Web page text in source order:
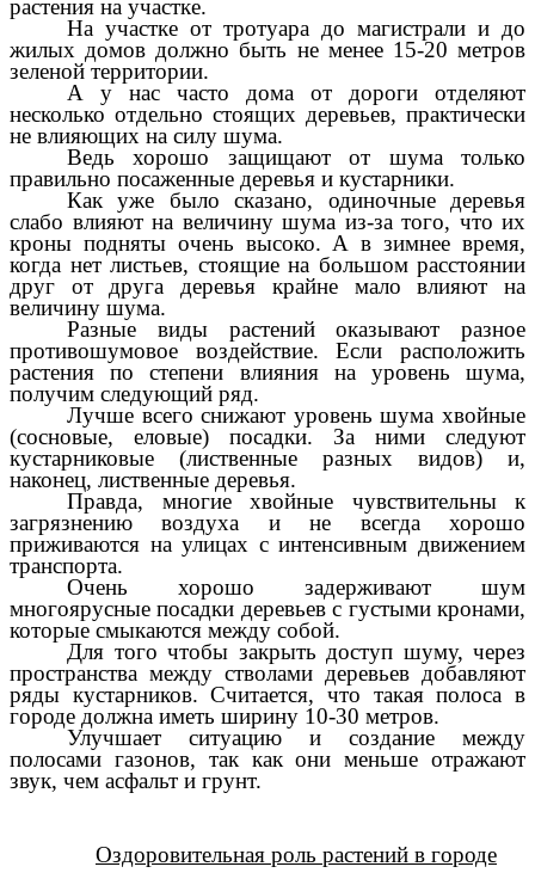
растения на участке.
На участке от тротуара до магистрали и до
жилых домов должно быть не менее 15-20 метров
зеленой территории.
А у нас часто дома от дороги отделяют
несколько отдельно стоящих деревьев, практически
не влияющих на силу шума.
Ведь хорошо защищают от шума только
правильно посаженные деревья и кустарники.
Как уже было сказано, одиночные деревья
слабо влияют на величину шума из-за того, что их
кроны подняты очень высоко. А в зимнее время,
когда нет листьев, стоящие на большом расстоянии
друг от друга деревья крайне мало влияют на
величину шума.
Разные виды растений оказывают разное
противошумовое воздействие. Если расположить
растения по степени влияния на уровень шума,
получим следующий ряд.
Лучше всего снижают уровень шума хвойные
(сосновые, еловые) посадки. За ними следуют
кустарниковые (лиственные разных видов) и,
наконец, лиственные деревья.
Правда, многие хвойные чувствительны к
загрязнению воздуха и не всегда хорошо
приживаются на улицах с интенсивным движением
транспорта.
Очень хорошо задерживают шум
многоярусные посадки деревьев с густыми кронами,
которые смыкаются между собой.
Для того чтобы закрыть доступ шуму, через
пространства между стволами деревьев добавляют
ряды кустарников. Считается, что такая полоса в
городе должна иметь ширину 10-30 метров.
Улучшает ситуацию и создание между
полосами газонов, так как они меньше отражают
звук, чем асфальт и грунт.
Оздоровительная роль растений в городе